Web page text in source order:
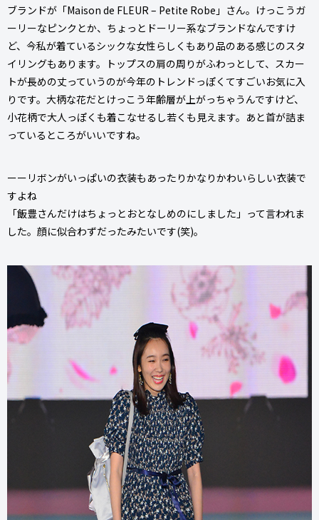
ブランドが「Maison de FLEUR – Petite Robe」さん。けっこうガ
ーリーなピンクとか、ちょっとドーリー系なブランドなんですけ
ど、今私が着ているシックな女性らしくもあり品のある感じのスタ
イリングもあります。トップスの肩の周りがふわっとして、スカー
トが長めの丈っていうのが今年のトレンドっぽくてすごいお気に入
りです。大柄な花だとけっこう年齢層が上がっちゃうんですけど、
小花柄で大人っぽくも着こなせるし若くも見えます。あと首が詰ま
っているところがいいですね。
ーーリボンがいっぱいの衣装もあったりかなりかわいらしい衣装で
すよね
「飯豊さんだけはちょっとおとなしめのにしました」って言われま
した。顔に似合わずだったみたいです(笑)。